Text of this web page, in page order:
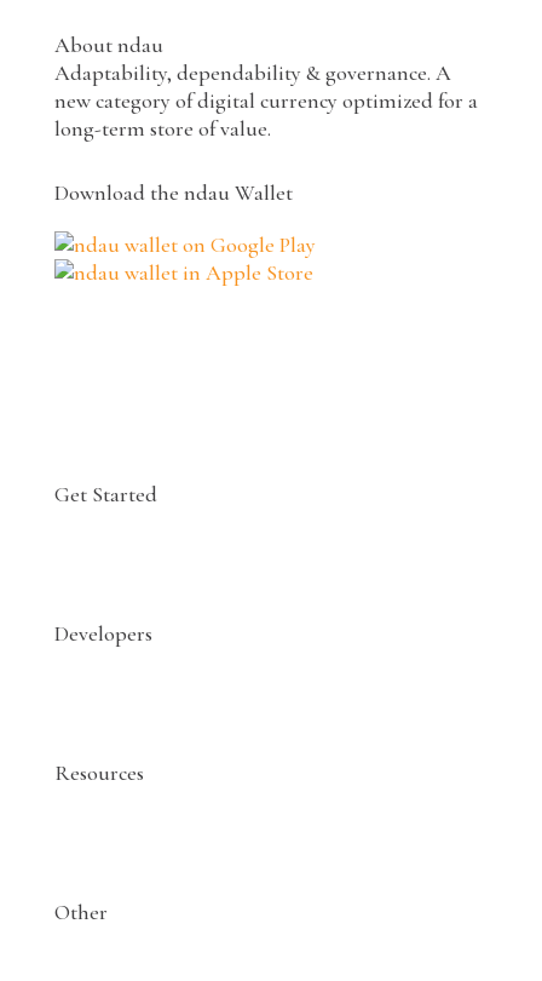
About ndau
Adaptability, dependability & governance. A
new category of digital currency optimized for a
long-term store of value.
Download the ndau Wallet
Get Started
Developers
Resources
Other